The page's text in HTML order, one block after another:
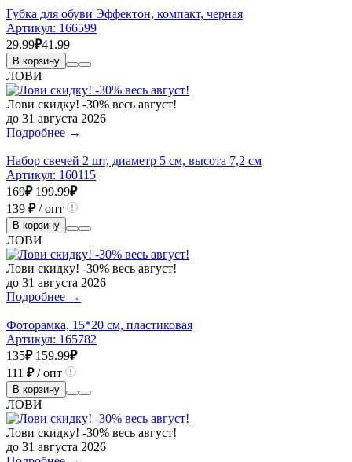
Губка для обуви Эффектон, компакт, черная
Артикул: 166599
29.99₽41.99
В корзину
ЛОВИ
Лови скидку! -30% весь август!
до 31 августа 2026
Подробнее →
Набор свечей 2 шт, диаметр 5 см, высота 7,2 см
Артикул: 160115
169₽ 199.99₽
139 ₽/ опт
В корзину
ЛОВИ
Лови скидку! -30% весь август!
до 31 августа 2026
Подробнее →
Фоторамка, 15*20 см, пластиковая
Артикул: 165782
135₽ 159.99₽
111 ₽/ опт
В корзину
ЛОВИ
Лови скидку! -30% весь август!
до 31 августа 2026